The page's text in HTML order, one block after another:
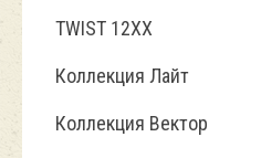
TWIST 12XX
Коллекция Лайт
Коллекция Вектор